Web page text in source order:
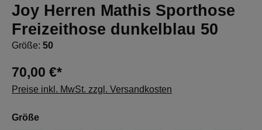
Joy Herren Mathis Sporthose
Freizeithose dunkelblau 50
Größe: 50
70,00 €*
Preise inkl. MwSt. zzgl. Versandkosten
Größeauswählen